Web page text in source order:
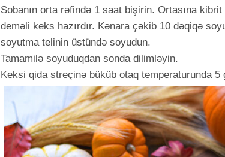
Sobanın orta rəfində 1 saat bişirin. Ortasına kibrit
deməli keks hazırdır. Kənara çəkib 10 dəqiqə
soyutma telinin üstündə soyudun.
Tamamilə soyuduqdan sonda dilimləyin.
Keksi qida streçinə büküb otaq temperaturunda